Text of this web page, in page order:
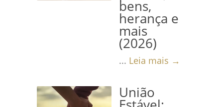
bens,
herança e
mais
(2026)
... Leia mais →
União